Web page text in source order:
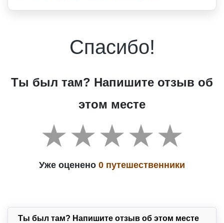
Спасибо!
Ты был там? Напишите отзыв об
этом месте
Уже оценено 0 путешественники
Ты был там? Напишите отзыв об этом месте